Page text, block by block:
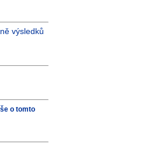
výsledků
o tomto